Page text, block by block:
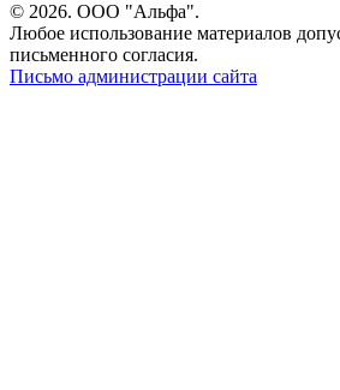
© 2026. ООО "Альфа".
Любое использование материалов
письменного согласия.
Письмо администрации сайта